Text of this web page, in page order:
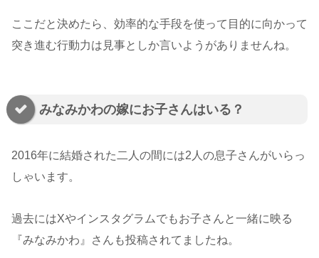
ここだと決めたら、効率的な手段を使って目的に向かって
突き進む行動力は見事としか言いようがありませんね。
みなみかわの嫁にお子さんはいる？
2016年に結婚された二人の間には2人の息子さんがいらっ
しゃいます。
過去にはXやインスタグラムでもお子さんと一緒に映る
『みなみかわ』さんも投稿されてましたね。